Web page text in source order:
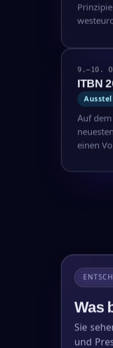
9.–10.
ITBN
Auf
einen
Was
Sie
und